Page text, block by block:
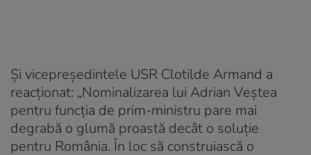
Și vicepreședintele USR Clotilde Armand a
reacționat: „Nominalizarea lui Adrian Veștea
pentru funcția de prim-ministru pare mai
degrabă o glumă proastă decât o soluție
pentru România. În loc să construiască o